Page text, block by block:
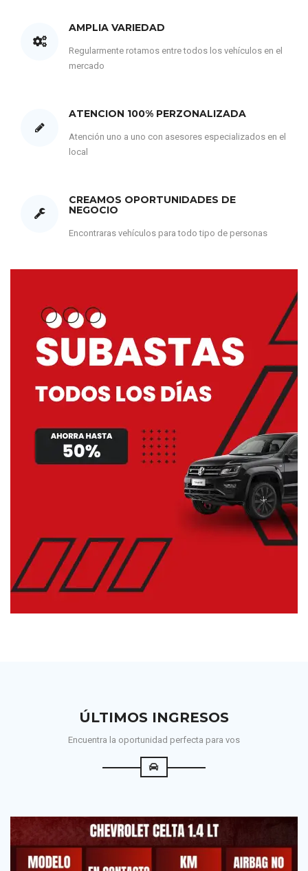
AMPLIA VARIEDAD
Regularmente rotamos entre todos los vehículos en el
mercado
ATENCION 100% PERZONALIZADA
Atención uno a uno con asesores especializados en el
local
CREAMOS OPORTUNIDADES DE
NEGOCIO
Encontraras vehículos para todo tipo de personas
ÚLTIMOS INGRESOS
Encuentra la oportunidad perfecta para vos